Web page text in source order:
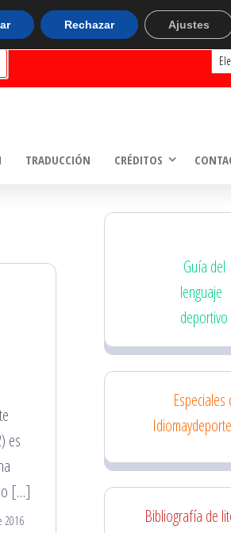
TRADUCCIÓN CRÉDITOS
es
[…]
2016
Guía del
lenguaje
deportivo
Especiales
Bibliografía de
Rechazar Ajustes